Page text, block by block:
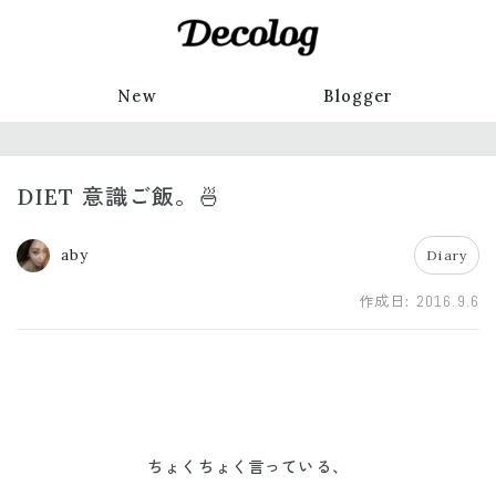
New Blogger
DIET 意識ご飯。🍜
aby Diary
作成日: 2016.9.6
ちょくちょく言っている、